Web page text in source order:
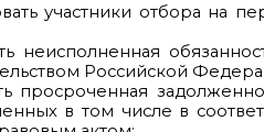
участники отбора на
неисполненная
Российской
просроченная
в том числе в